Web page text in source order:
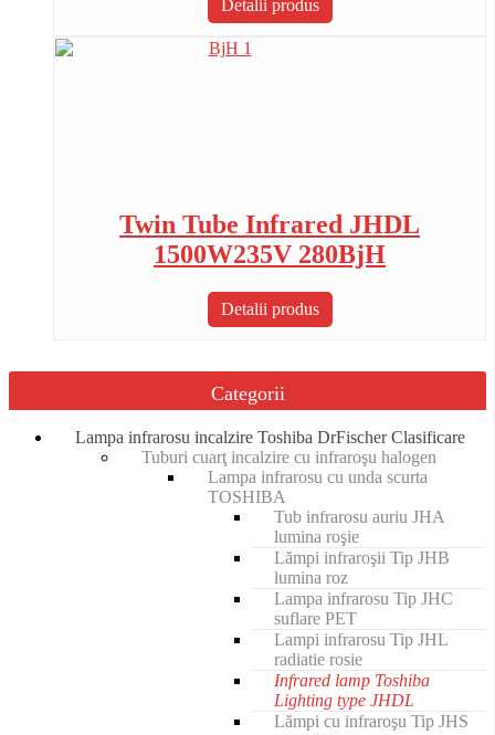
Detalii produs
Twin Tube Infrared JHDL
1500W235V 280BjH
Detalii produs
Categorii
Lampa infrarosu incalzire Toshiba DrFischer Clasificare
Tuburi cuarţ incalzire cu infraroşu halogen
Lampa infrarosu cu unda scurta
TOSHIBA
Tub infrarosu auriu JHA
lumina roşie
Lămpi infraroşii Tip JHB
lumina roz
Lampa infrarosu Tip JHC
suflare PET
Lampi infrarosu Tip JHL
radiatie rosie
Infrared lamp Toshiba
Lighting type JHDL
Lămpi cu infraroşu Tip JHS